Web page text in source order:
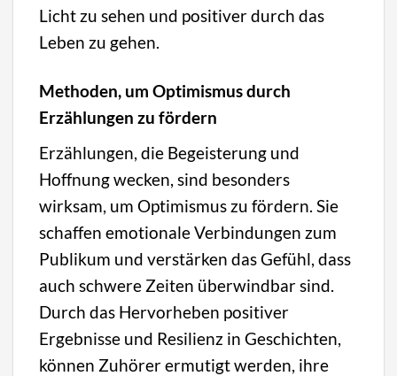
Licht zu sehen und positiver durch das
Leben zu gehen.
Methoden, um Optimismus durch
Erzählungen zu fördern
Erzählungen, die Begeisterung und
Hoffnung wecken, sind besonders
wirksam, um Optimismus zu fördern. Sie
schaffen emotionale Verbindungen zum
Publikum und verstärken das Gefühl, dass
auch schwere Zeiten überwindbar sind.
Durch das Hervorheben positiver
Ergebnisse und Resilienz in Geschichten,
können Zuhörer ermutigt werden, ihre